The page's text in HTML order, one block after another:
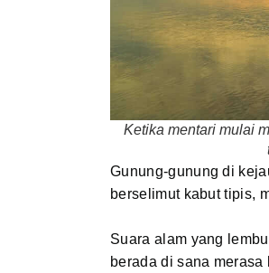
Ketika mentari mulai
Gunung-gunung di
berselimut kabut tipis,
Suara alam yang
berada di sana